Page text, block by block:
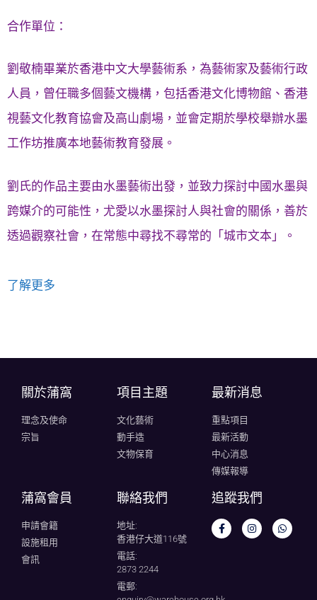
合作單位：
劉敬楠畢業於香港中文大學藝術系，為藝術家及藝術行政
人員，曾任職多個藝文機構，包括香港文化博物館、香港
視藝文化教育協會及高山劇場，並會定期於學校舉辦水墨
工作坊推廣本地藝術教育發展。
劉氏的作品主要由水墨藝術出發，並致力探討中國水墨與
跨媒介的可能性，尤愛以水墨探討人與社會的關係，善於
透過觀察社會，在常態中尋找不尋常的「城市文本」。
了解更多
關於蒲窩​
理念及使命
宗旨
項目主題
文化藝術
動手造
文物保育
最新消息
重點項目
最新活動
中心消息
傳媒報導
蒲窩會員
申請會籍
設施租用
會訊
聯絡我們
地址:
香港仔大道116號
電話:
2873 2244
電郵:
追蹤我們